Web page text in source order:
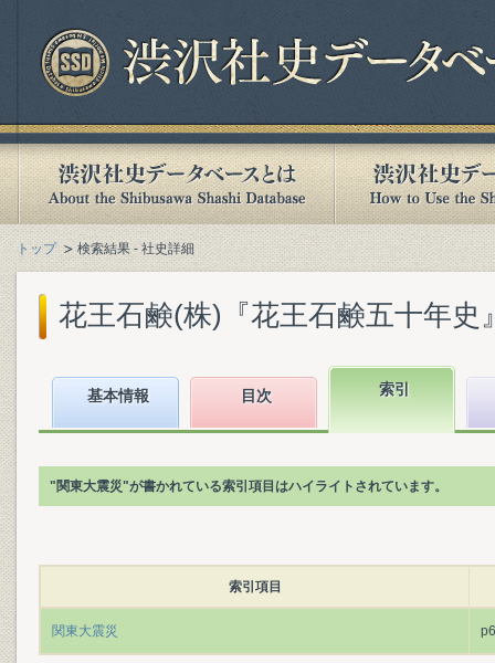
トップ 検索結果 - 社史詳細
花王石鹸(株)『花王石鹸五十年史
基本情報 目次 索引
"関東大震災"が書かれている索引項目はハイライトされています。
索引項目
関東大震災